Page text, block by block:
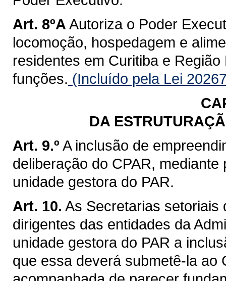
Art. 8ºA Autoriza o Poder
locomoção, hospedagem e
residentes em Curitiba e
funções. (Incluído pela Lei
DA
Art. 9.º A inclusão de
deliberação do CPAR,
unidade gestora do PAR.
Art. 10. As Secretarias setoriais
dirigentes das entidades da
unidade gestora do PAR a
que essa deverá submetê-la ao